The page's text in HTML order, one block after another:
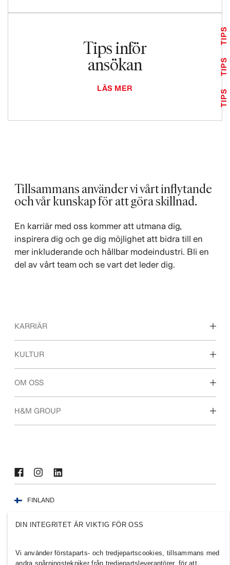
Tips inför
ansökan
LÄS MER
TIPS
TIPS
TIPS
Tillsammans använder vi vårt inflytande
och vår kunskap för att göra skillnad. ​
En karriär med oss kommer att utmana dig,
inspirera dig och ge dig möjlighet att bidra till en
mer inkluderande och hållbar modeindustri. Bli en
del av vårt team och se vart det leder dig.
KARRIÄR
Våra arbetsområden
KULTUR
Vår kultur & förmåner
OM OSS
Vilka vi är
H&M GROUP
FINLAND
Press Policyer och sekretess
DIN INTEGRITET ÄR VIKTIG FÖR OSS
Vi använder förstaparts- och tredjepartscookies, tillsammans med
andra spårningstekniker från tredjepartsleverantörer, för att